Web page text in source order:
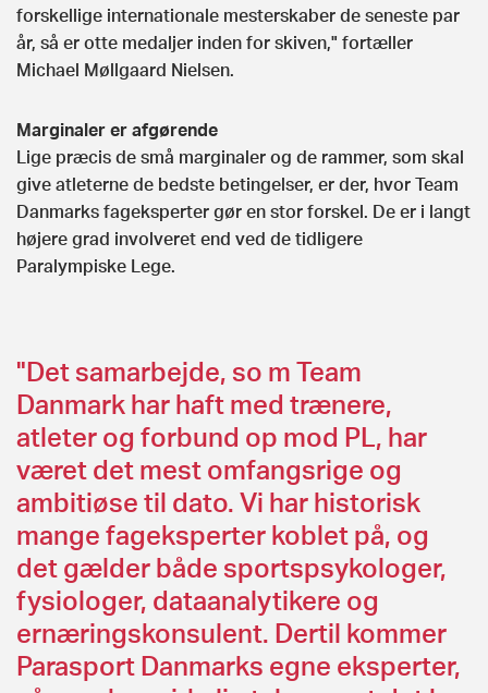
forskellige internationale mesterskaber de seneste par
år, så er otte medaljer inden for skiven," fortæller
Michael Møllgaard Nielsen.
Marginaler er afgørende
Lige præcis de små marginaler og de rammer, som skal
give atleterne de bedste betingelser, er der, hvor Team
Danmarks fageksperter gør en stor forskel. De er i langt
højere grad involveret end ved de tidligere
Paralympiske Lege.
"Det samarbejde, so m Team
Danmark har haft med trænere,
atleter og forbund op mod PL, har
været det mest omfangsrige og
ambitiøse til dato. Vi har historisk
mange fageksperter koblet på, og
det gælder både sportspsykologer,
fysiologer, dataanalytikere og
ernæringskonsulent. Dertil kommer
Parasport Danmarks egne eksperter,